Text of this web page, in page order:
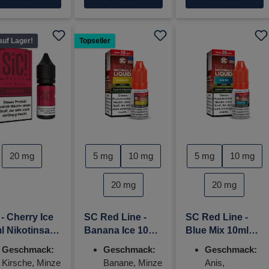
Lager!
auswählen
20 mg
Cherry Ice
Nikotinsalz
Geschmack:
Kirsche, Minze
Topseller
Nikotinstärke auswählen
5 mg 10 mg
20 mg
SC Red Line -
Banana Ice 10ml
Geschmack:
Banane, Minze
Nikotinstärke
5 mg 10 mg
20 mg
SC Red Line -
Blue Mix 10ml
Geschmack:
Anis,